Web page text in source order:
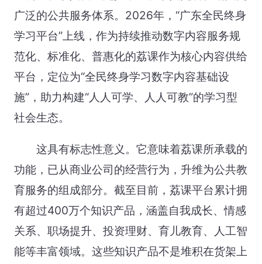
广泛的公共服务体系。2026年，“广东全民终身
学习平台”上线，作为持续推动数字内容服务规
范化、标准化、普惠化的荔课作为核心内容供给
平台，定位为“全民终身学习数字内容基础设
施”，助力构建“人人可学、人人可教”的学习型
社会生态。
这具有标志性意义。它意味着荔课所承载的
功能，已从商业公司的经营行为，升维为公共教
育服务的组成部分。截至目前，荔课平台累计拥
有超过400万个知识产品，涵盖自我成长、情感
关系、职场提升、投资理财、育儿教育、人工智
能等丰富领域。这些知识产品不是堆积在货架上